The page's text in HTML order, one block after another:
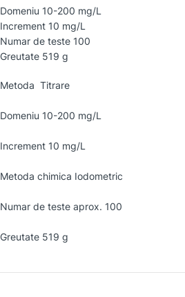
Domeniu 10-200 mg/L
Increment 10 mg/L
Numar de teste 100
Greutate 519 g
Metoda Titrare
Domeniu 10-200 mg/L
Increment 10 mg/L
Metoda chimica Iodometric
Numar de teste aprox. 100
Greutate 519 g